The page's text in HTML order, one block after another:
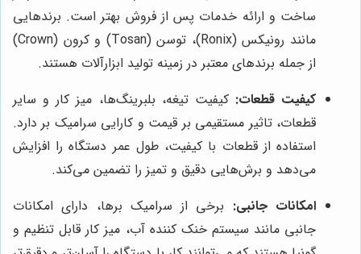
ساخت و ارائه خدمات پس از فروش بهتر است. برندهایی
مانند رونیکس (Ronix)، توسن (Tosan) و کرون (Crown)
از جمله برندهای معتبر در زمینه تولید ابزارآلات هستند.
کیفیت قطعات: کیفیت تیغه، بلبرینگ‌ها، میز کار و سایر
قطعات، تاثیر مستقیمی بر قیمت و کارایی سرامیک بر دارد.
استفاده از قطعات با کیفیت، طول عمر دستگاه را افزایش
می‌دهد و برش‌هایی دقیق و تمیز را تضمین می‌کند.
امکانات جانبی: برخی از سرامیک برها، دارای امکانات
جانبی مانند سیستم خنک کننده آب، میز کار قابل تنظیم و